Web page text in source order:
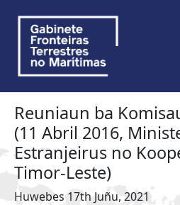
Reuniaun ba
(11 Abril 2016,
Estranjeirus no
Timor-Leste)
Huwebes 17th Juñu, 2021